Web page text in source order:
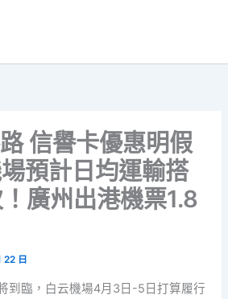
信譽卡優惠明假
預計日均運輸搭
廣州出港機票1.8
22 日
到臨，白云機場4月3日-5日打算履行